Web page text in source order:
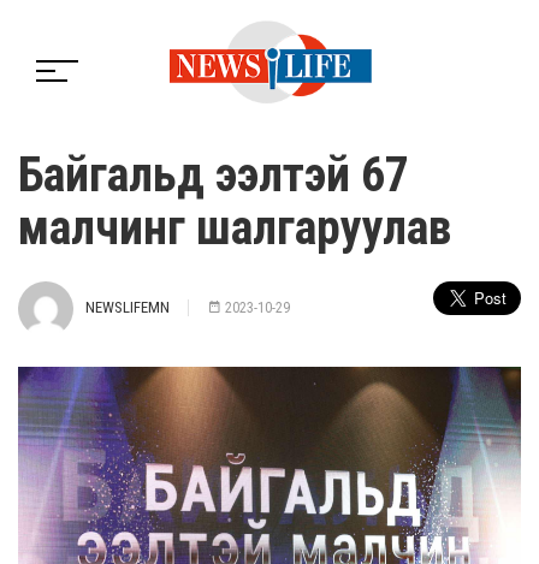
Байгальд ээлтэй 67
малчинг шалгаруулав
NEWSLIFEMN 2023-10-29